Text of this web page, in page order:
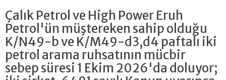
Çalık Petrol ve High Power Eruh
Petrol'ün müştereken sahip olduğu
K/N49-b ve K/M49-d3,d4 paftalı iki
petrol arama ruhsatının mücbir
sebep süresi 1 Ekim 2026'da doluyor;